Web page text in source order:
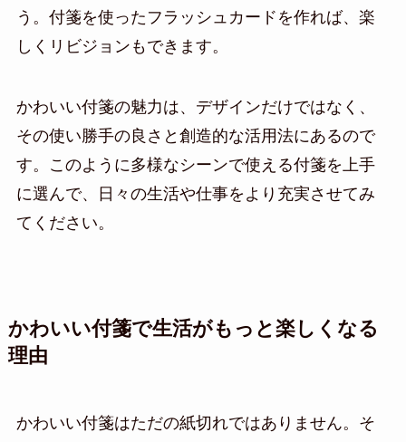
う。付箋を使ったフラッシュカードを作れば、楽
しくリビジョンもできます。
かわいい付箋の魅力は、デザインだけではなく、
その使い勝手の良さと創造的な活用法にあるので
す。このように多様なシーンで使える付箋を上手
に選んで、日々の生活や仕事をより充実させてみ
てください。
かわいい付箋で生活がもっと楽しくなる
理由
かわいい付箋はただの紙切れではありません。そ